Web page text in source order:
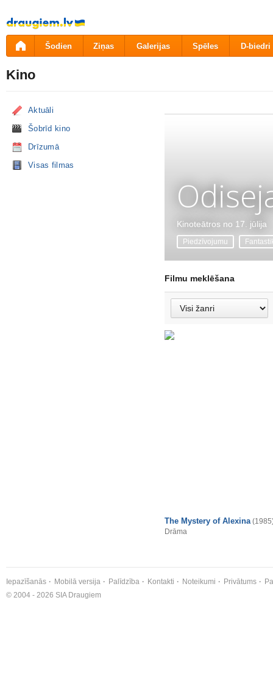
Pāriet
uz
saturu
Šodien Ziņas Galerijas Spēles D-biedri
Kino
Aktuāli
Šobrīd kino
Drīzumā
Visas filmas
Kinoteātros no 17. jūlija
Piedzīvojumu
Filmu meklēšana
The Mystery of Alexina
Drāma
Iepazīšanās Mobilā versija Palīdzība Kontakti Noteikumi Privātums
© 2004 - 2026 SIA Draugiem